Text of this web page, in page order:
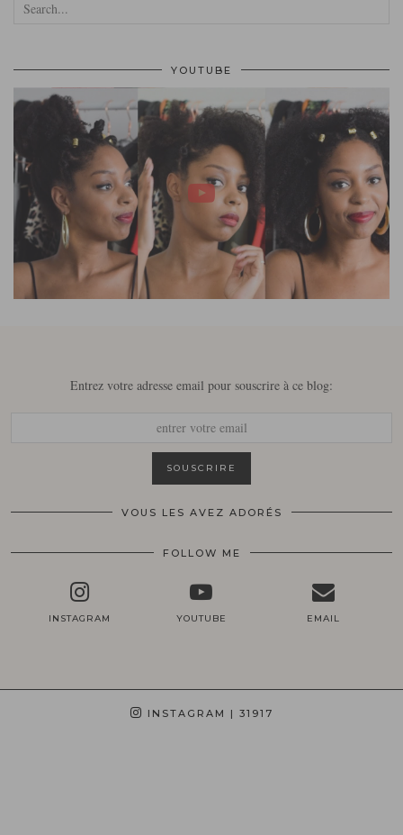
YOUTUBE
Entrez votre adresse email pour souscrire à ce blog:
VOUS LES AVEZ ADORÉS
FOLLOW ME
INSTAGRAM YOUTUBE EMAIL
INSTAGRAM | 31917